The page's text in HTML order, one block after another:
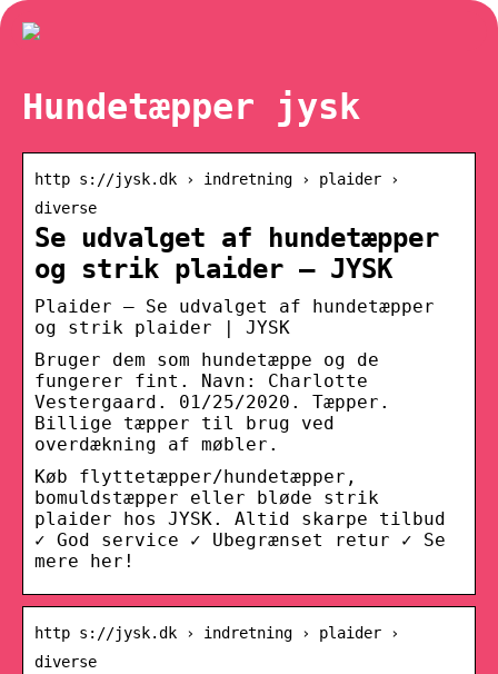
Hundetæpper jysk
http s://jysk.dk › indretning › plaider ›
diverse
Se udvalget af hundetæpper
og strik plaider – JYSK
Plaider – Se udvalget af hundetæpper
og strik plaider | JYSK
Bruger dem som hundetæppe og de
fungerer fint. Navn: Charlotte
Vestergaard. 01/25/2020. Tæpper.
Billige tæpper til brug ved
overdækning af møbler.
Køb flyttetæpper/hundetæpper,
bomuldstæpper eller bløde strik
plaider hos JYSK. Altid skarpe tilbud
✓ God service ✓ Ubegrænset retur ✓ Se
mere her!
http s://jysk.dk › indretning › plaider ›
diverse